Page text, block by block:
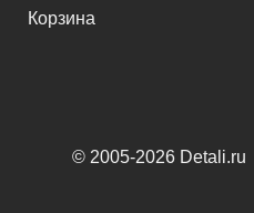
Корзина
© 2005-2026 Detali.ru